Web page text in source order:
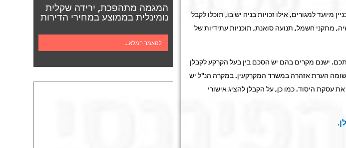
המגמה מתהפכת, ירידה שקלית
נומינלית בממוצע במחירי הדירות
למאמר המלא...
מיועד למגורים, אילו זכויות בניה יש בו, תוכלו לקבל
מתקני חשמל, תנועה סואנת, תוכניות עתידיות של
ישנם מקרים בהם יש הסכם בין בעל הקרקע לקבלן
הערת אזהרה במשרד המקרקעין. במקרה הנ"ל יש
עסקת היסוד. כמו כן, על הקבלן להציג אישורי